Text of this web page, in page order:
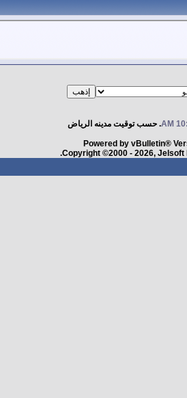
. حسب توقيت مدينه الرياض
Powered by vBulletin®
Copyright ©2000 - 2026, Jelsoft